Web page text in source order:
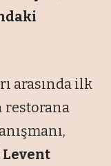
arasında ilk
restorana
Levent